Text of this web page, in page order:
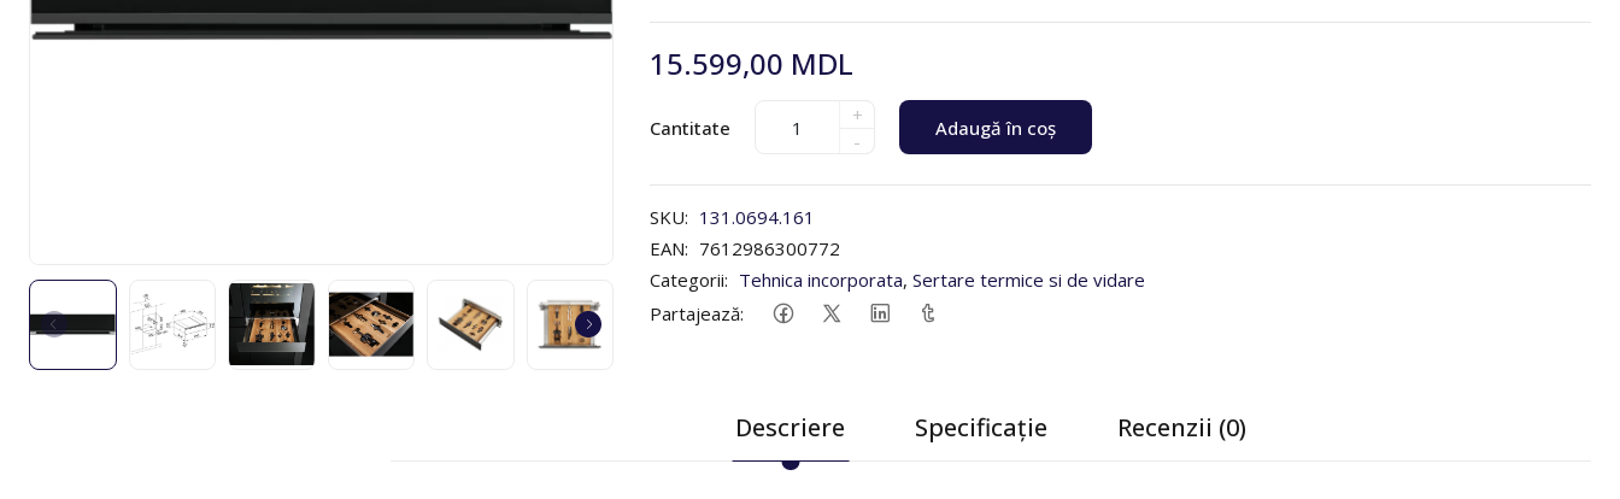
15.599,00 MDL
Cantitate
+
-
Adaugă în coș
SKU: 131.0694.161
EAN: 7612986300772
Categorii: Tehnica incorporata,Sertare termice si de vidare
Partajează:
Descriere Specificație Recenzii (0)